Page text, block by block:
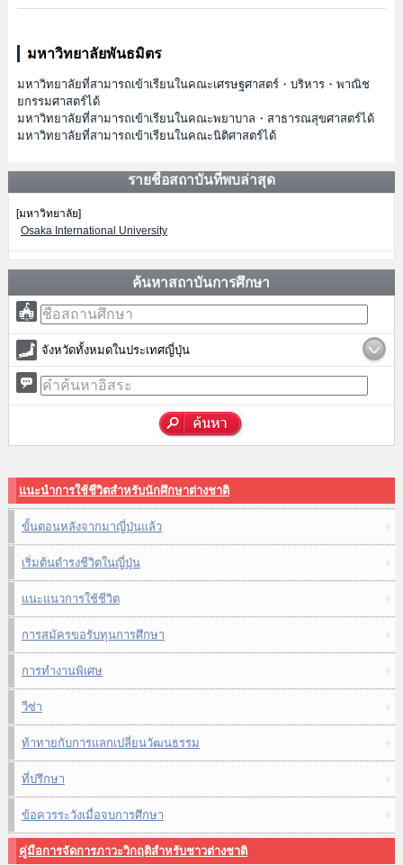
มหาวิทยาลัยพันธมิตร
มหาวิทยาลัยที่สามารถเข้าเรียนในคณะเศรษฐศาสตร์・บริหาร・พาณิช
ยกรรมศาสตร์ได้
มหาวิทยาลัยที่สามารถเข้าเรียนในคณะพยาบาล・สาธารณสุขศาสตร์ได้
มหาวิทยาลัยที่สามารถเข้าเรียนในคณะนิติศาสตร์ได้
รายชื่อสถาบันที่พบล่าสุด
[มหาวิทยาลัย]
Osaka International University
ค้นหาสถาบันการศึกษา
จังหวัดทั้งหมดในประเทศญี่ปุ่น
แนะนำการใช้ชีวิตสำหรับนักศึกษาต่างชาติ
ขั้นตอนหลังจากมาญี่ปุ่นแล้ว
เริ่มต้นดำรงชีวิตในญี่ปุ่น
แนะแนวการใช้ชีวิต
การสมัครขอรับทุนการศึกษา
การทำงานพิเศษ
วีซ่า
ท้าทายกับการแลกเปลี่ยนวัฒนธรรม
ที่ปรึกษา
ข้อควรระวังเมื่อจบการศึกษา
คู่มือการจัดการภาวะวิกฤติสำหรับชาวต่างชาติ